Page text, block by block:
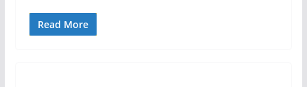
Read More